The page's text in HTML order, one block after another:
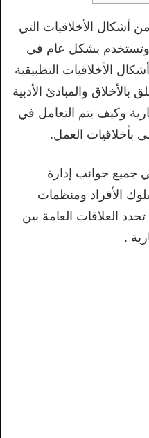
أشكال الأخلاقيات التي
وتستخدم بشكل عام في
الأخلاقيات التطبيقية
والمبادئ الأدبية
وكيف يتم التعامل في
بأخلاقيات العمل.
جميع جوانب إدارة
الأفراد ومنظمات
العلاقات العامة بين
.